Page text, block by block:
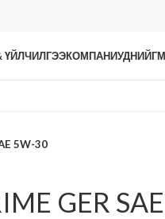
ҮЙЛЧИЛГЭЭКОМПАНИУД
5W-30
GER SAE